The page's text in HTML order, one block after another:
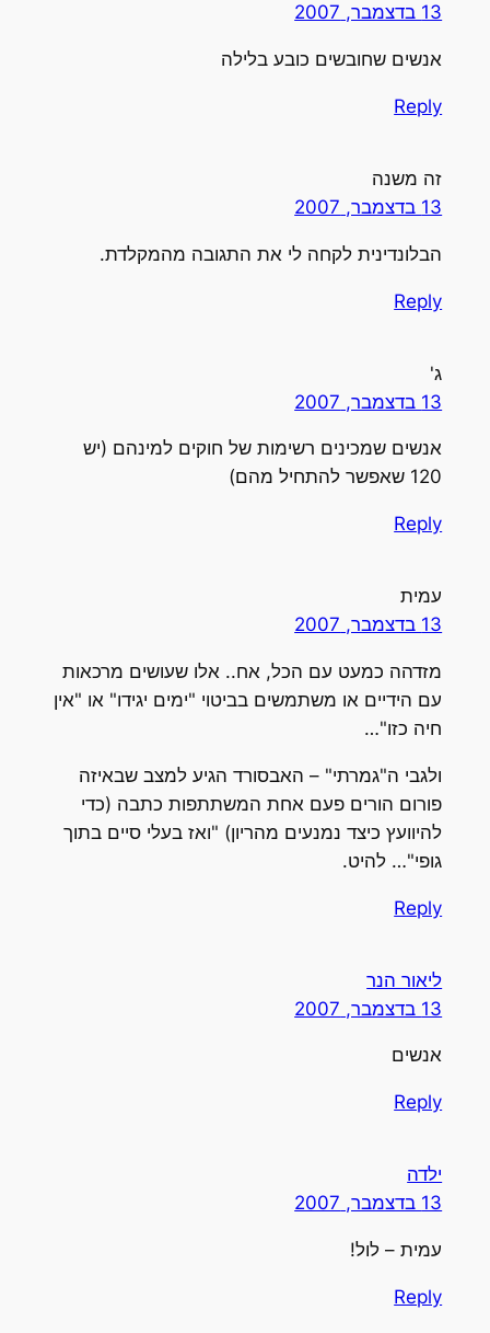
13 בדצמבר, 2007
אנשים שחובשים כובע בלילה
Reply
זה משנה
13 בדצמבר, 2007
הבלונדינית לקחה לי את התגובה מהמקלדת.
Reply
ג'
13 בדצמבר, 2007
אנשים שמכינים רשימות של חוקים למינהם (יש
120 שאפשר להתחיל מהם)
Reply
עמית
13 בדצמבר, 2007
מזדהה כמעט עם הכל, אח.. אלו שעושים מרכאות
עם הידיים או משתמשים בביטוי "ימים יגידו" או "אין
חיה כזו"…
ולגבי ה"גמרתי" – האבסורד הגיע למצב שבאיזה
פורום הורים פעם אחת המשתתפות כתבה (כדי
להיוועץ כיצד נמנעים מהריון) "ואז בעלי סיים בתוך
גופי"… להיט.
Reply
ליאור הנר
13 בדצמבר, 2007
אנשים
Reply
ילדה
13 בדצמבר, 2007
עמית – לול!
Reply